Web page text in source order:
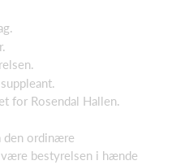
for Rosendal Hallen.
den ordinære
bestyrelsen i hænde